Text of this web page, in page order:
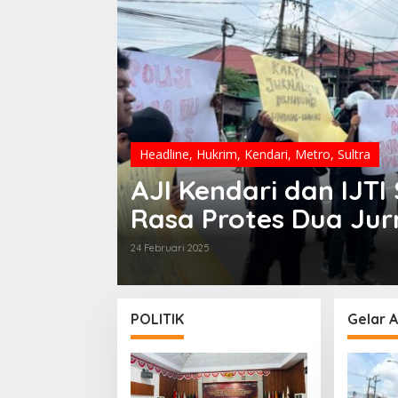
Headline, Hukrim, Kendari, Metro, Sultra
AJI Kendari dan
Rasa Protes Dua
24 Februari 2025
POLITIK Gelar